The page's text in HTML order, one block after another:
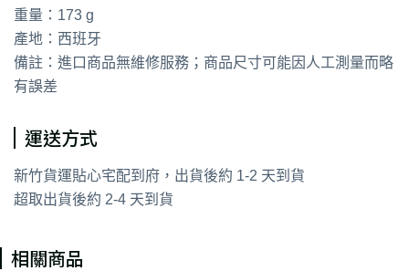
重量：173 g
產地：西班牙
備註：進口商品無維修服務；商品尺寸可能因人工測量而略
有誤差
運送方式
新竹貨運貼心宅配到府，出貨後約 1-2 天到貨
超取出貨後約 2-4 天到貨
相關商品